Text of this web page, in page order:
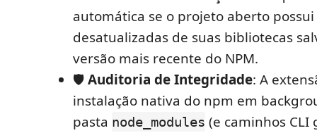
automática se o projeto aberto possui
desatualizadas de suas bibliotecas
versão mais recente do NPM.
🛡️Auditoria de Integridade: A
instalação nativa do npm em
pasta node_modules (e caminhos CLI